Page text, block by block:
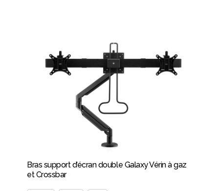
Bras support d’écran double Galaxy Vérin à gaz
et Crossbar